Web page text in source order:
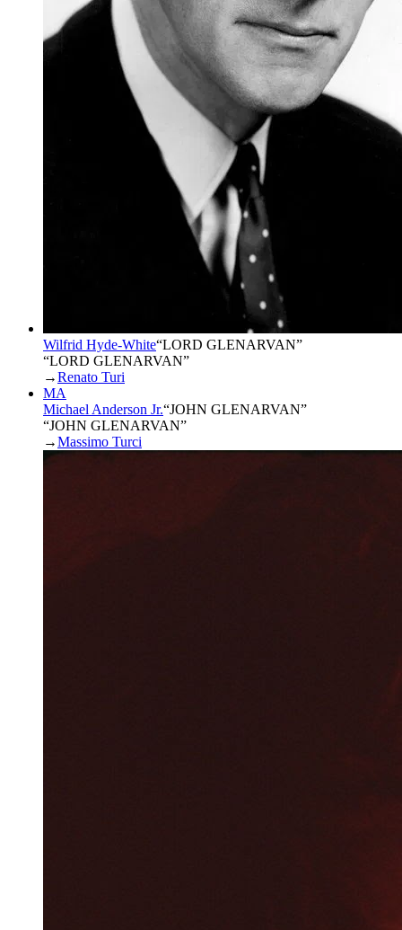
Wilfrid Hyde-White“LORD GLENARVAN”
“LORD GLENARVAN”
→Renato Turi
MA
Michael Anderson Jr.“JOHN GLENARVAN”
“JOHN GLENARVAN”
→Massimo Turci